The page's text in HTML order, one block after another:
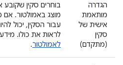
הגדרה
מותאמת
אישית של
סקין
(מתקדם)
בוחרים סקין שקובע
מוצג באמולטור. אם
עבור הסקין, יכול
לראות את כולו.
לאמולטור.